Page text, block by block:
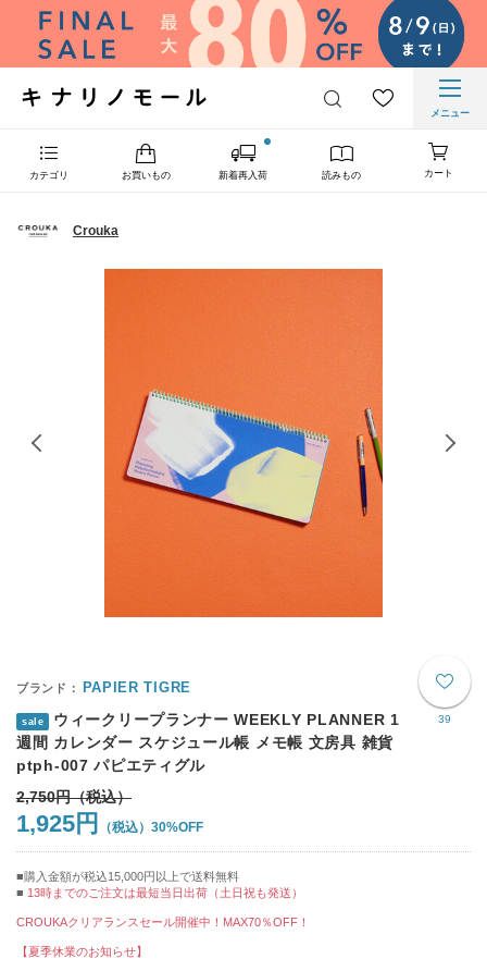
メニュー
カテゴリ お買いもの 新着再入荷 読みもの カート
Crouka
39
PAPIER TIGRE
sale
ウィークリープランナー WEEKLY PLANNER 1
週間 カレンダー スケジュール帳 メモ帳 文房具 雑貨
ptph-007 パピエティグル
2,750円
1,925円 30%OFF
購入金額が税込15,000円以上で送料無料
13時までのご注文は最短当日出荷（土日祝も発送）
CROUKAクリアランスセール開催中！MAX70％OFF！
【夏季休業のお知らせ】